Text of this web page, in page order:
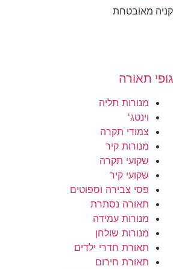
קניה מאובטחת
גופי תאורה
מנורות תליה
וינטג'
צמודי תקרה
מנורות קיר
שקועי תקרה
שקועי קיר
פסי צבירה וספוטים
תאורה נסתרת
מנורות עמידה
מנורות שולחן
תאורת חדרי ילדים
תאורת חירום